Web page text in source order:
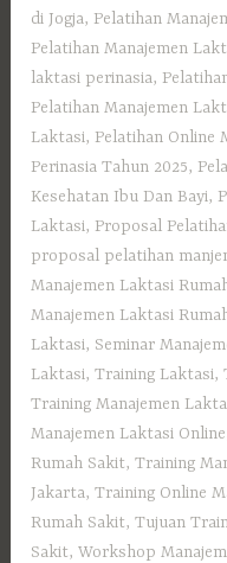
di Jogja, Pelatihan
Pelatihan Manajemen
laktasi perinasia,
Pelatihan Manajemen
Laktasi, Pelatihan Online
Perinasia Tahun 2025,
Kesehatan Ibu Dan Bayi,
Laktasi, Proposal
proposal pelatihan
Manajemen Laktasi
Manajemen Laktasi
Laktasi, Seminar
Laktasi,Training Laktasi,
Training Manajemen
Manajemen Laktasi Online
Rumah Sakit,Training
Jakarta,Training Online
Rumah Sakit,Tujuan
Sakit,Workshop